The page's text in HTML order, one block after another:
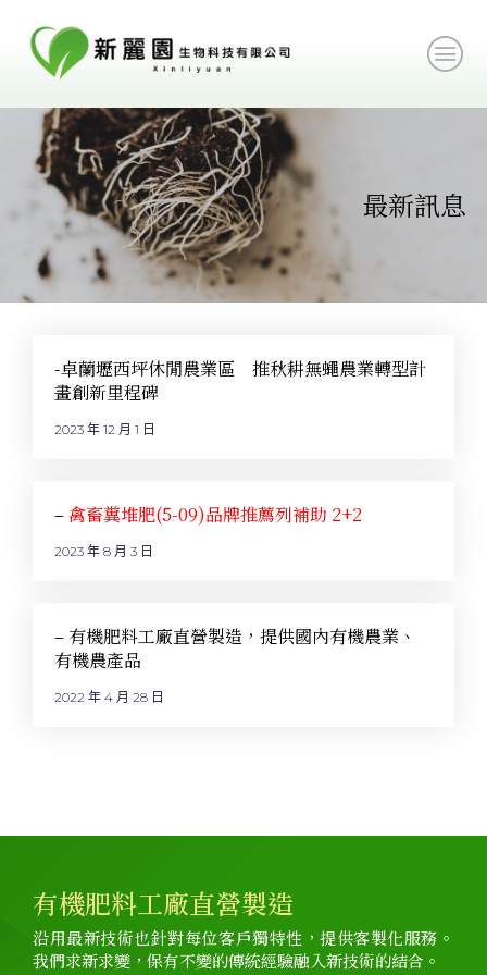
最新訊息
-卓蘭壢西坪休閒農業區 推秋耕無蠅農業轉型計
畫創新里程碑
2023 年 12 月 1 日
–禽畜糞堆肥(5-09)品牌推薦列補助 2+2
2023 年 8 月 3 日
– 有機肥料工廠直營製造，提供國內有機農業、
有機農產品
2022 年 4 月 28 日
有機肥料工廠直營製造
沿用最新技術也針對每位客戶獨特性，提供客製化服務。
我們求新求變，保有不變的傳統經驗融入新技術的結合。